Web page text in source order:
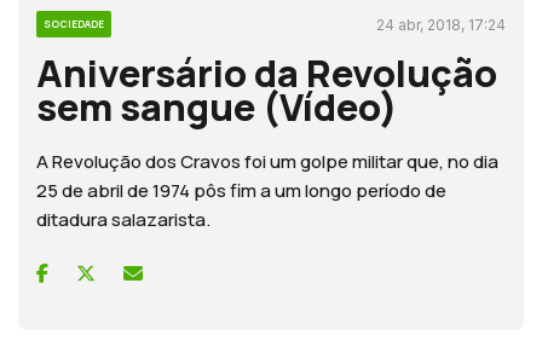
SOCIEDADE 24 abr, 2018, 17:24
Aniversário da Revolução
sem sangue (Vídeo)
A Revolução dos Cravos foi um golpe militar que, no dia
25 de abril de 1974 pôs fim a um longo período de
ditadura salazarista.